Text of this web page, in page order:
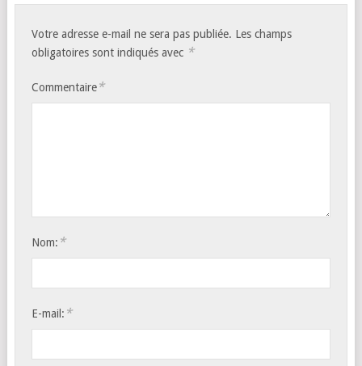
Votre adresse e-mail ne sera pas publiée. Les champs
obligatoires sont indiqués avec *
Commentaire*
Nom: *
E-mail: *